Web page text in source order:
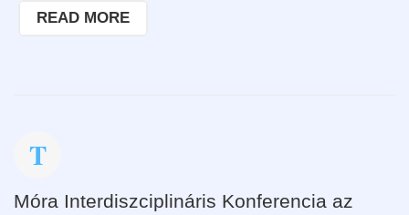
READ MORE
Móra Interdiszciplináris Konferencia az